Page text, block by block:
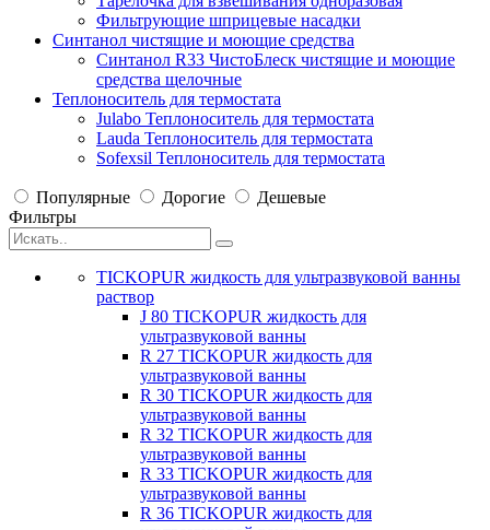
Фильтрующие шприцевые насадки
Синтанол чистящие и моющие средства
Синтанол R33 ЧистоБлеск чистящие и моющие
средства щелочные
Теплоноситель для термостата
Julabo Теплоноситель для термостата
Lauda Теплоноситель для термостата
Sofexsil Теплоноситель для термостата
Популярные Дорогие
Дешевые
Фильтры
TICKOPUR жидкость для ультразвуковой ванны
раствор
J 80 TICKOPUR жидкость для
ультразвуковой ванны
R 27 TICKOPUR жидкость для
ультразвуковой ванны
R 30 TICKOPUR жидкость для
ультразвуковой ванны
R 32 TICKOPUR жидкость для
ультразвуковой ванны
R 33 TICKOPUR жидкость для
ультразвуковой ванны
R 36 TICKOPUR жидкость для